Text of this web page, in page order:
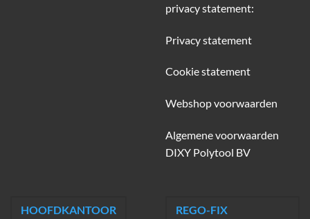
privacy statement:
Privacy statement
Cookie statement
Webshop voorwaarden
Algemene voorwaarden
DIXY Polytool BV
HOOFDKANTOOR
REGO-FIX